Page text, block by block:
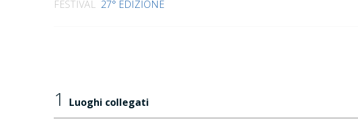
FESTIVAL 27° EDIZIONE
1 Luoghi collegati